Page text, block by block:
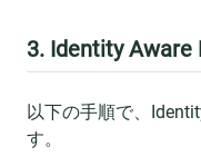
3. Identity Aware
以下の手順で、
す。